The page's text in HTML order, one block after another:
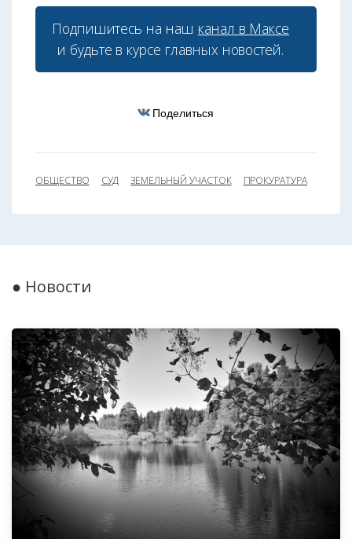
Подпишитесь на наш канал в Максе
и будьте в курсе главных новостей.
Поделиться
ОБЩЕСТВО СУД ЗЕМЕЛЬНЫЙ УЧАСТОК ПРОКУРАТУРА
● Новости